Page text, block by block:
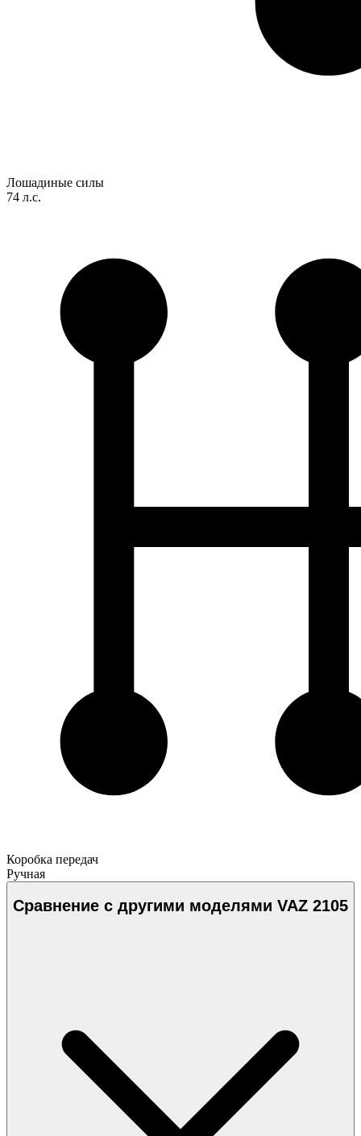
Лошадиные силы
74 л.с.
Коробка передач
Ручная
Сравнение с другими моделями VAZ 2105